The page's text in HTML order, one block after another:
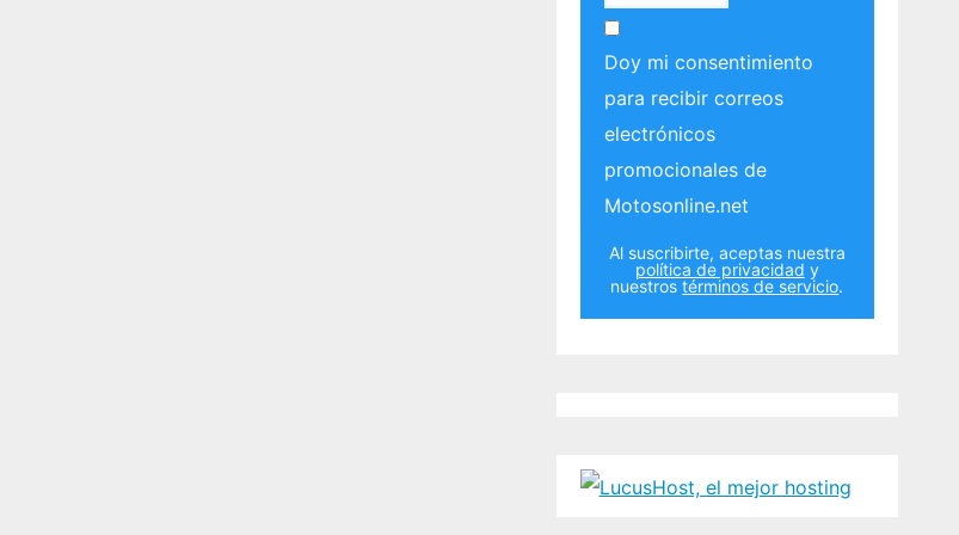
Doy mi consentimiento
para recibir correos
electrónicos
promocionales de
Motosonline.net
Al suscribirte, aceptas nuestra
política de privacidad y
nuestrostérminos de servicio.